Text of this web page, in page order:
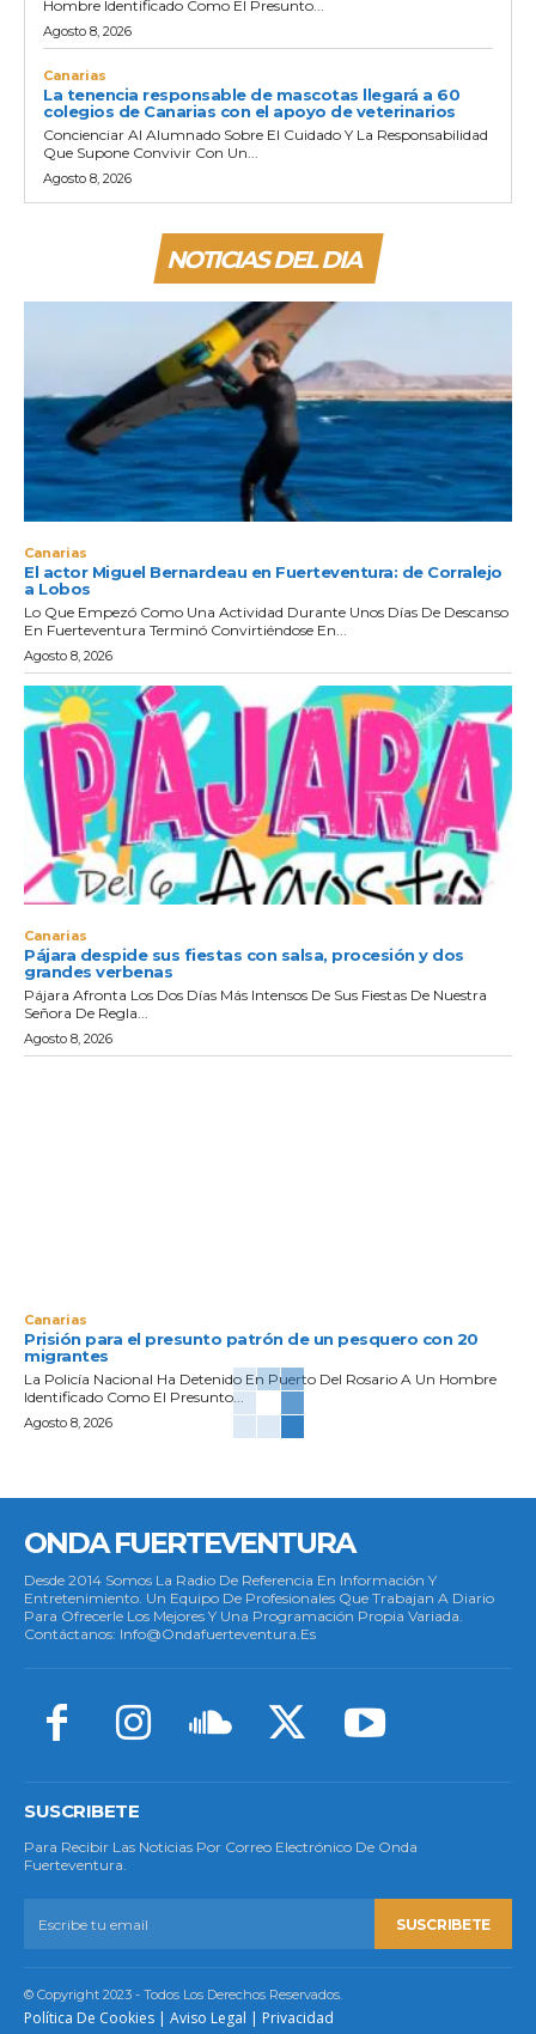
Hombre Identificado Como El Presunto...
Agosto 8, 2026
Canarias
La tenencia responsable de mascotas llegará a 60
colegios de Canarias con el apoyo de veterinarios
Concienciar Al Alumnado Sobre El Cuidado Y La Responsabilidad
Que Supone Convivir Con Un...
Agosto 8, 2026
NOTICIAS DEL DIA
Canarias
El actor Miguel Bernardeau en Fuerteventura: de Corralejo
a Lobos
Lo Que Empezó Como Una Actividad Durante Unos Días De Descanso
En Fuerteventura Terminó Convirtiéndose En...
Agosto 8, 2026
Canarias
Pájara despide sus fiestas con salsa, procesión y dos
grandes verbenas
Pájara Afronta Los Dos Días Más Intensos De Sus Fiestas De Nuestra
Señora De Regla...
Agosto 8, 2026
Canarias
Prisión para el presunto patrón de un pesquero con 20
migrantes
La Policía Nacional Ha Detenido En Puerto Del Rosario A Un Hombre
Identificado Como El Presunto...
Agosto 8, 2026
ONDA FUERTEVENTURA
Desde 2014 Somos La Radio De Referencia En Información Y
Entretenimiento. Un Equipo De Profesionales Que Trabajan A Diario
Para Ofrecerle Los Mejores Y Una Programación Propia Variada.
Contáctanos: Info@ondafuerteventura.es
SUSCRIBETE
Para Recibir Las Noticias Por Correo Electrónico De Onda
Fuerteventura.
SUSCRIBETE
© Copyright 2023 - Todos Los Derechos Reservados.
Política De Cookies | Aviso Legal | Privacidad